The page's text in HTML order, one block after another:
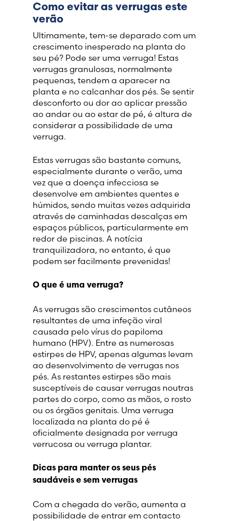
Como evitar as verrugas este
verão
Ultimamente, tem-se deparado com um
crescimento inesperado na planta do
seu pé? Pode ser uma verruga! Estas
verrugas granulosas, normalmente
pequenas, tendem a aparecer na
planta e no calcanhar dos pés. Se sentir
desconforto ou dor ao aplicar pressão
ao andar ou ao estar de pé, é altura de
considerar a possibilidade de uma
verruga.
Estas verrugas são bastante comuns,
especialmente durante o verão, uma
vez que a doença infecciosa se
desenvolve em ambientes quentes e
húmidos, sendo muitas vezes adquirida
através de caminhadas descalças em
espaços públicos, particularmente em
redor de piscinas. A notícia
tranquilizadora, no entanto, é que
podem ser facilmente prevenidas!
O que é uma verruga?
As verrugas são crescimentos cutâneos
resultantes de uma infeção viral
causada pelo vírus do papiloma
humano (HPV). Entre as numerosas
estirpes de HPV, apenas algumas levam
ao desenvolvimento de verrugas nos
pés. As restantes estirpes são mais
susceptíveis de causar verrugas noutras
partes do corpo, como as mãos, o rosto
ou os órgãos genitais. Uma verruga
localizada na planta do pé é
oficialmente designada por verruga
verrucosa ou verruga plantar.
Dicas para manter os seus pés
saudáveis e sem verrugas
Com a chegada do verão, aumenta a
possibilidade de entrar em contacto
France (French)
Finland (Finnish)
Hong Kong (Chinese)
India (Hindi)
Ireland (Irish)
Italy (Italian)
Kuwait (Arabic)
Latvia (Latvian)
Lithuania (Lithuanian)
Moldova (Moldovan)
Morocco (French)
Poland (Polish)
Portugal (Portuguese)
Serbia (Serbian)
Slovenia (Slovene)
Spain (Spanish)
Switzerland (Deutsch)
Switzerland (French)